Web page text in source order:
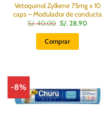
producto
Vetoquinol Zylkene 75mg x 10
caps – Modulador de conducta
S/.40.00 El
precio
original
era:
S/.
S/.28.90El
Comprar
-8%